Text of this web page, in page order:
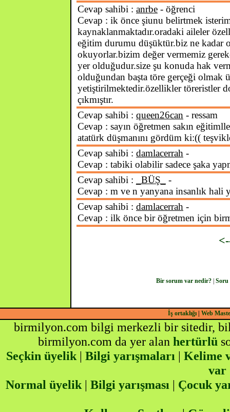
Cevap sahibi : anrbe - öğrenci
Cevap : ik önce şiunu belirtmek
kaynaklanmaktadır.oradaki aileler
eğitim durumu düşüktür.biz ne kadar
okuyorlar.bizim değer vermemiz
yer olduğudur.size şu konuda hak
olduğundan başta töre gerçeği olmak
yetiştirilmektedir.özellikler töreristler
çıkmıştır.
Cevap sahibi : queen26can - ressam
Cevap : sayın öğretmen sakın
atatürk düşmanını gördüm ki:((
Cevap sahibi : damlacerrah -
Cevap : tabiki olabilir sadece şaka
Cevap sahibi :
_BÜŞ_
-
Cevap : m ve n yanyana insanlık hali
Cevap sahibi : damlacerrah -
Cevap : ilk önce bir öğretmen için
Bir sorum var nedir?| Soru
İş ortaklığı| Web
birmilyon.com bilgi merkezli bir sitedir,
birmilyon.com da yer alan hertürlü
Seçkin üyelik| Bilgi yarışmaları | Kelime
var
Normal üyelik | Bilgi yarışması | Çocuk